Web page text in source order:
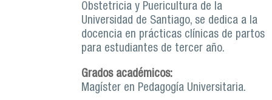
Obstetricia y Puericultura de la
Universidad de Santiago, se dedica a la
docencia en prácticas clínicas de partos
para estudiantes de tercer año.
Grados académicos:
Magíster en Pedagogía Universitaria.